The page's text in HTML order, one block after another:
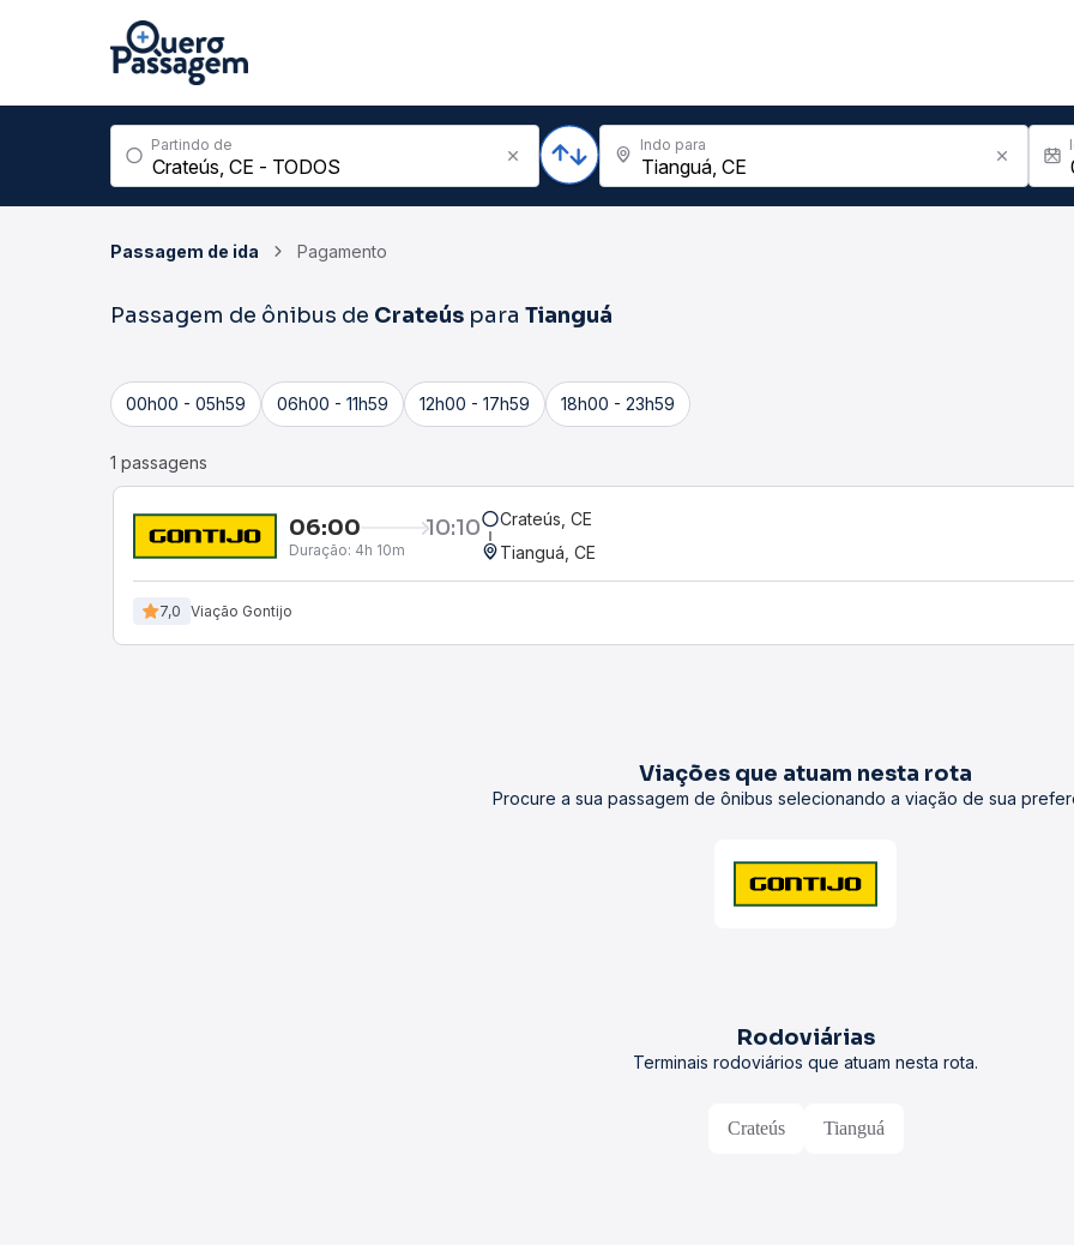
Partindo de Indo para
Passagem de ida Pagamento
Passagem de ônibus de Crateús para Tianguá
00h00 - 05h59 06h00 - 11h59 12h00 - 17h59 18h00 - 23h59
1 passagens
06:00 10:10
Duração: 4h 10m
Crateús, CE
Tianguá, CE
7,0 Viação Gontijo
Viações que atuam nesta rota
Procure a sua passagem de ônibus selecionando a viação de sua
Rodoviárias
Terminais rodoviários que atuam nesta rota.
Crateús Tianguá